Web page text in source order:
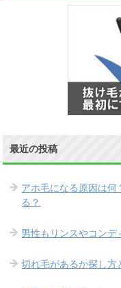
最近の投稿
アホ毛になる原因は何
る？
男性もリンスやコンデ
切れ毛があるか探し方